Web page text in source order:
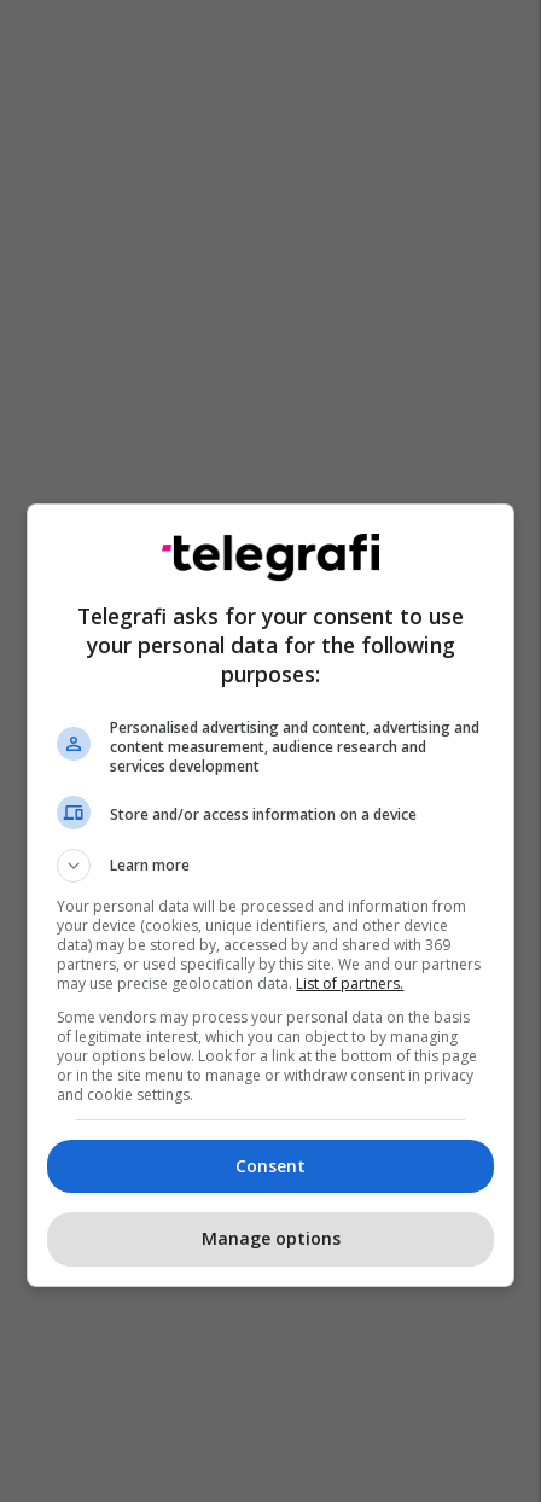
Sami Sermaxhaj
Telegrafi asks for your consent to use
your personal data for the following
purposes:
Personalised advertising and content, advertising and
content measurement, audience research and
services development
Store and/or access information on a device
Learn more
Your personal data will be processed and information from
your device (cookies, unique identifiers, and other device
data) may be stored by, accessed by and shared with 369
partners, or used specifically by this site. We and our partners
may use precise geolocation data. List of partners.
Some vendors may process your personal data on the basis
of legitimate interest, which you can object to by managing
your options below. Look for a link at the bottom of this page
or in the site menu to manage or withdraw consent in privacy
and cookie settings.
Consent
Manage options